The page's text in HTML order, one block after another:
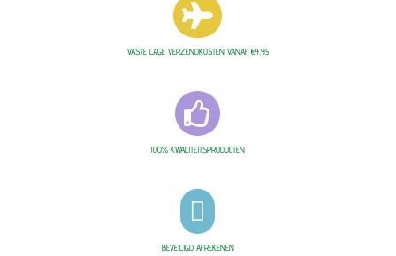

VASTE LAGE VERZENDKOSTEN VANAF €4,95

100% KWALITEITSPRODUCTEN

BEVEILIGD AFREKENEN